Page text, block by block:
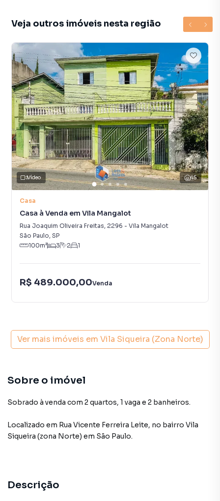
Veja outros imóveis nesta região
45
Vídeo
Casa
Casa à Venda em Vila Mangalot
Rua Joaquim Oliveira Freitas, 2296 - Vila Mangalot
São Paulo, SP
100m² 3 2 1
R$ 489.000,00Venda
Ver mais imóveis em Vila Siqueira (Zona Norte)
Sobre o imóvel
Sobrado à venda com 2 quartos, 1 vaga e 2 banheiros.
Localizado em Rua Vicente Ferreira Leite, no bairro Vila
Siqueira (zona Norte) em São Paulo.
Descrição